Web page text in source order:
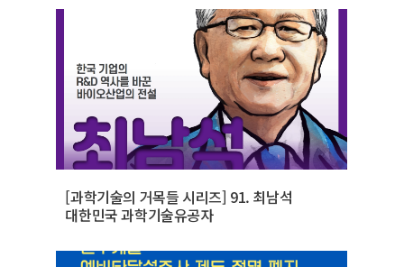
[과학기술의 거목들 시리즈] 91. 최남석
대한민국 과학기술유공자